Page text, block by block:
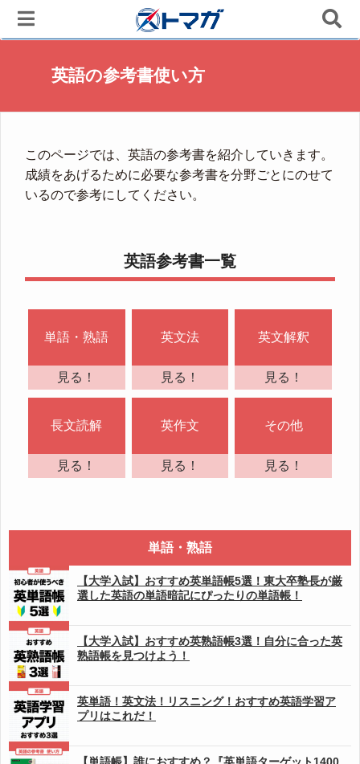
英語の参考書使い方
このページでは、英語の参考書を紹介していきます。
成績をあげるために必要な参考書を分野ごとにのせて
いるので参考にしてください。
英語参考書一覧
単語・熟語
見る！
英文法
見る！
英文解釈
見る！
長文読解
見る！
英作文
見る！
その他
見る！
単語・熟語
【大学入試】おすすめ英単語帳5選！東大卒塾長が厳
選した英語の単語暗記にぴったりの単語帳！
【大学入試】おすすめ英熟語帳3選！自分に合った英
熟語帳を見つけよう！
英単語！英文法！リスニング！おすすめ英語学習ア
プリはこれだ！